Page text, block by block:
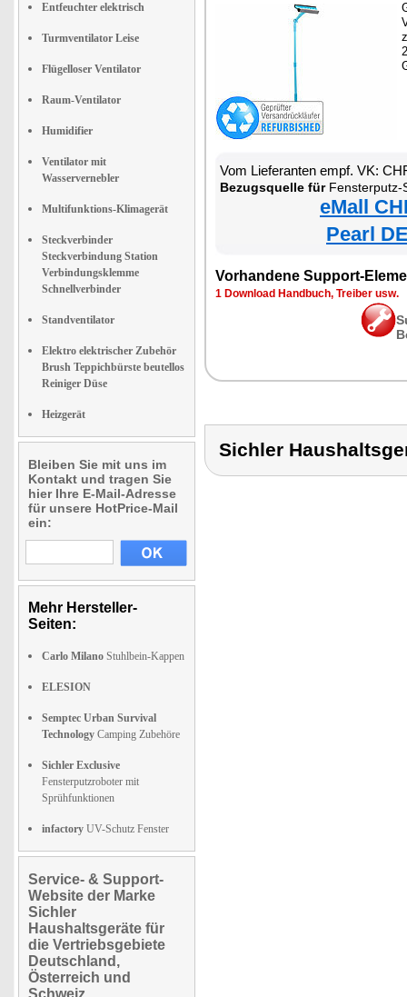
Entfeuchter elektrisch
Turmventilator Leise
Flügelloser Ventilator
Raum-Ventilator
Humidifier
Ventilator mit
Wasservernebler
Multifunktions-Klimagerät
Steckverbinder
Steckverbindung Station
Verbindungsklemme
Schnellverbinder
Standventilator
Elektro elektrischer Zubehör
Brush Teppichbürste beutellos
Reiniger Düse
Heizgerät
Bleiben Sie mit uns im
Kontakt und tragen Sie
hier Ihre E-Mail-Adresse
für unsere HotPrice-Mail
ein:
Mehr Hersteller-
Seiten:
Carlo Milano Stuhlbein-Kappen
ELESION
Semptec Urban Survival
Technology Camping Zubehöre
Sichler Exclusive
Fensterputzroboter mit
Sprühfunktionen
infactory UV-Schutz Fenster
Service- & Support-
Website der Marke
Sichler
Haushaltsgeräte für
die Vertriebsgebiete
Deutschland,
Österreich und
Schweiz
Vom Lieferanten empf. VK:
Bezugsquelle fürFensterputz-
eMall
Pearl
Vorhandene Support-
1 Download Handbuch, Treiber usw.
Sichler